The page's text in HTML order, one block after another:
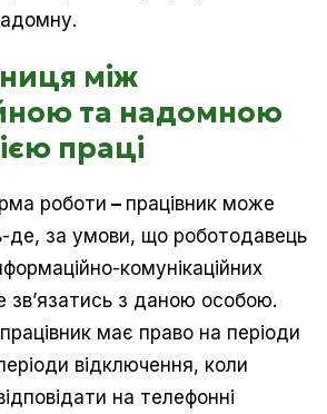
між
та надомною
праці
роботи – працівник може
де, за умови, що роботодавець
комунікаційних
зв’язатись з даною особою.
має право на періоди
відключення, коли
на телефонні